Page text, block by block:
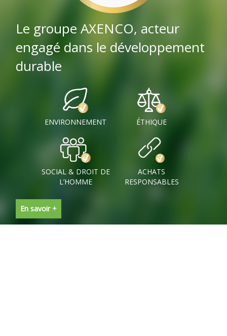
Le groupe AXENCO, acteur
engagé dans le développement
durable
ENVIRONNEMENT ÉTHIQUE
SOCIAL & DROIT DE
L’HOMME
ACHATS
RESPONSABLES
En savoir +